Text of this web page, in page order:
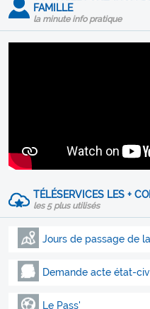
FAMILLE
la minute info pratique
TÉLÉSERVICES LES +
les 5 plus utilisés
Jours de passage de
Demande acte état-
Le Pass'